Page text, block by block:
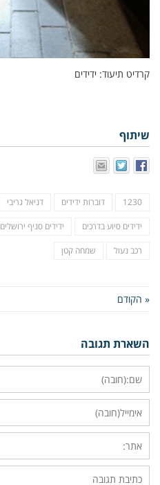
קרדיט תיעוד: ידידים
שיתוף
1230 דוברות ידידים דניאל גריבי
ידידים סיוע בדרכים ידידים סניף ירושלים
רכב נעול שמחה קטן
« הקודם
השארת תגובה